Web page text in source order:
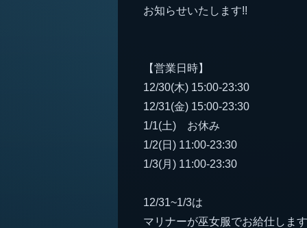
お知らせいたします!!
【営業日時】
12/30(木) 15:00-23:30
12/31(金) 15:00-23:30
1/1(土) お休み
1/2(日) 11:00-23:30
1/3(月) 11:00-23:30
12/31~1/3は
マリナーが巫女服でお給仕しま